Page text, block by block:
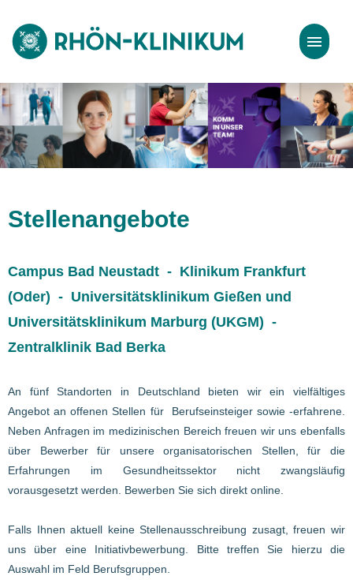
Stellenangebote
Bewerbungstipps
Stellenangebote
Campus Bad Neustadt - Klinikum Frankfurt
(Oder) - Universitätsklinikum Gießen und
Universitätsklinikum Marburg (UKGM) -
Zentralklinik Bad Berka
An fünf Standorten in Deutschland bieten wir ein vielfältiges
Angebot an offenen Stellen für Berufseinsteiger sowie -erfahrene.
Neben Anfragen im medizinischen Bereich freuen wir uns ebenfalls
über Bewerber für unsere organisatorischen Stellen, für die
Erfahrungen im Gesundheitssektor nicht zwangsläufig
vorausgesetzt werden. Bewerben Sie sich direkt online.
Falls Ihnen aktuell keine Stellenausschreibung zusagt, freuen wir
uns über eine Initiativbewerbung. Bitte treffen Sie hierzu die
Auswahl im Feld Berufsgruppen.